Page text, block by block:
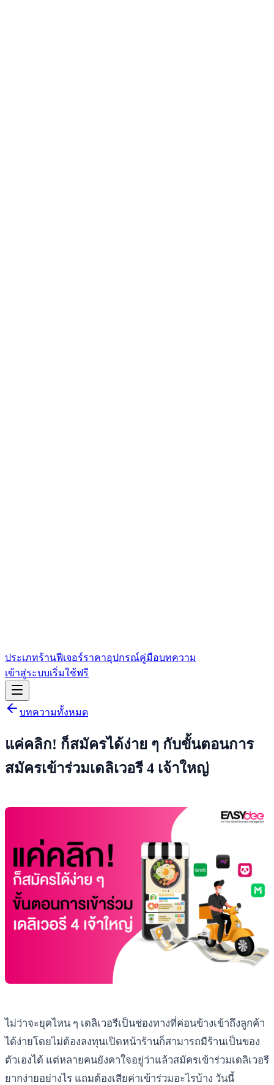
ประเภทร้านฟีเจอร์ราคาอุปกรณ์คู่มือบทความ
เข้าสู่ระบบเริ่มใช้ฟรี
บทความทั้งหมด
แค่คลิก! ก็สมัครได้ง่าย ๆ กับขั้นตอนการ
สมัครเข้าร่วมเดลิเวอรี 4 เจ้าใหญ่
ไม่ว่าจะยุคไหน ๆ เดลิเวอรีเป็นช่องทางที่ค่อนข้างเข้าถึงลูกค้า
ได้ง่ายโดยไม่ต้องลงทุนเปิดหน้าร้านก็สามารถมีร้านเป็นของ
ตัวเองได้ แต่หลายคนยังคาใจอยู่ว่าแล้วสมัครเข้าร่วมเดลิเวอรี
ยากง่ายอย่างไร แถมต้องเสียค่าเข้าร่วมอะไรบ้าง วันนี้